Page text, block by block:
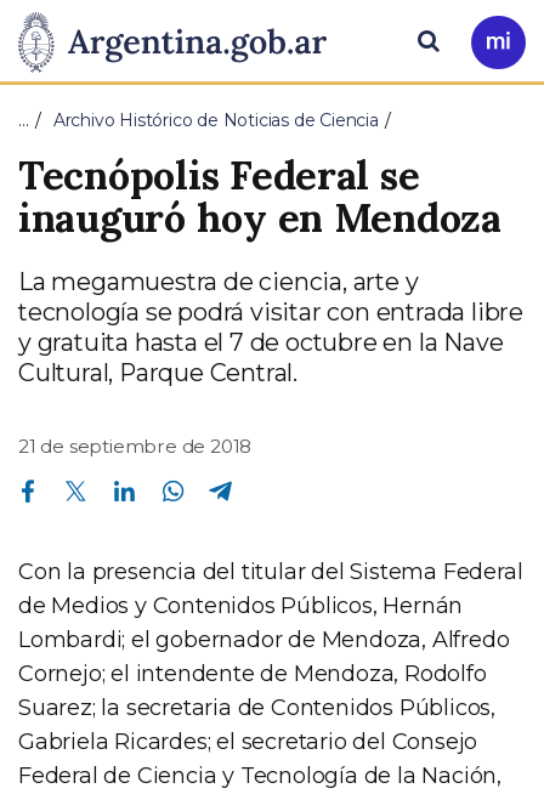
Presidencia
de
la
Nación
Pasar al contenido principal
Ir
a
Buscar
… Archivo Histórico de Noticias de Ciencia
Tecnópolis Federal se
inauguró hoy en Mendoza
La megamuestra de ciencia, arte y
tecnología se podrá visitar con entrada libre
y gratuita hasta el 7 de octubre en la Nave
Cultural, Parque Central.
21 de septiembre de 2018
Compartir en Facebook Compartir en Twitter Compartir en Linkedin Compartir en Whatsapp
Con la presencia del titular del Sistema Federal
de Medios y Contenidos Públicos, Hernán
Lombardi; el gobernador de Mendoza, Alfredo
Cornejo; el intendente de Mendoza, Rodolfo
Suarez; la secretaria de Contenidos Públicos,
Gabriela Ricardes; el secretario del Consejo
Federal de Ciencia y Tecnología de la Nación,